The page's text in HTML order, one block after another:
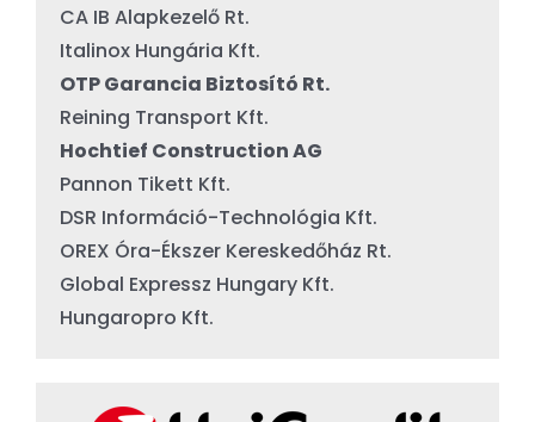
CA IB Alapkezelő Rt.
Italinox Hungária Kft.
OTP Garancia Biztosító Rt.
Reining Transport Kft.
Hochtief Construction AG
Pannon Tikett Kft.
DSR Információ-Technológia Kft.
OREX Óra-Ékszer Kereskedőház Rt.
Global Expressz Hungary Kft.
Hungaropro Kft.